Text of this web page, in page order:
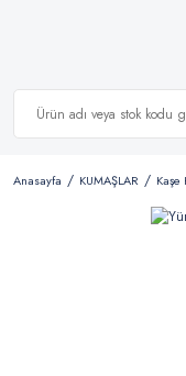
Anasayfa KUMAŞLAR Kaşe